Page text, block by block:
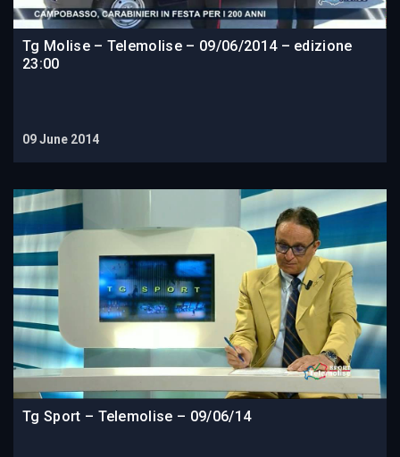
Tg Molise – Telemolise – 09/06/2014 – edizione
23:00
09 June 2014
Tg Sport – Telemolise – 09/06/14